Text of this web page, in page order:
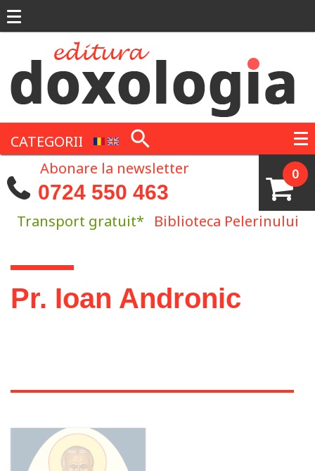
CATEGORII
0
Abonare la newsletter
0724 550 463
Transport gratuit* Biblioteca Pelerinului
Eşti aici
Pr. Ioan Andronic